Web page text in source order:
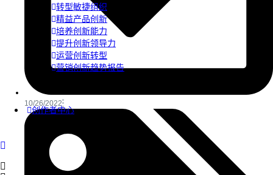
转型敏捷组织
精益产品创新
培养创新能力
提升创新领导力
运营创新转型
营销创新趋势报告
创作者中心
10/26/2022